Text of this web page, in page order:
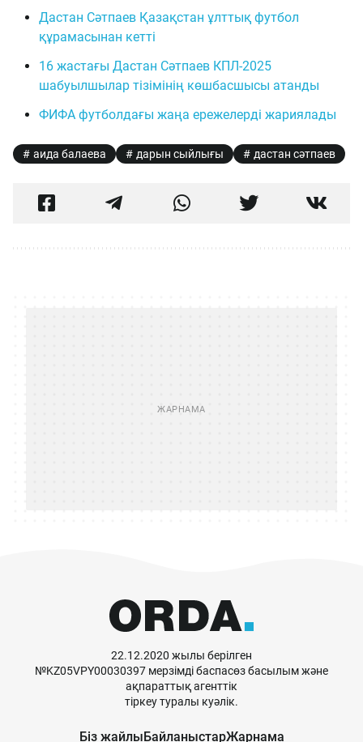
Дастан Сәтпаев Қазақстан ұлттық футбол
құрамасынан кетті
16 жастағы Дастан Сәтпаев КПЛ-2025
шабуылшылар тізімінің көшбасшысы атанды
ФИФА футболдағы жаңа ережелерді жариялады
аида балаева дарын сыйлығы дастан сәтпаев
22.12.2020 жылы берілген
№KZ05VPY00030397 мерзімді баспасөз басылым және
ақпараттық агенттік
тіркеу туралы куәлік.
Біз жайлыБайланыстарЖарнама